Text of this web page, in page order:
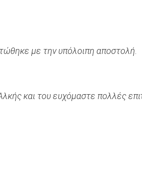
με την υπόλοιπη αποστολή.
και του ευχόμαστε πολλές